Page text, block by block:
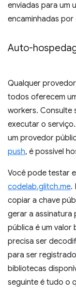
enviadas para um
encaminhadas por
Auto-
Qualquer
todos oferecem
workers. Consulte
executar o
um provedor
push, é possível
Você pode testar
codelab.glitch.me.
copiar a chave
gerar a assinatura
pública é um valor
precisa ser
para ser
bibliotecas
seguinte é tudo o